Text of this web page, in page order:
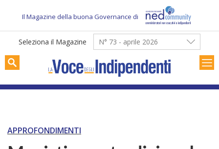
content
Il Magazine della buona Governance di
Seleziona il Magazine N° 73 - aprile 2026
APPROFONDIMENTI